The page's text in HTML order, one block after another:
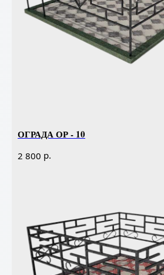
ОГРАДА ОР - 10
2 800 р.